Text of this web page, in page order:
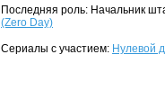
Последняя роль: Начальник
(Zero Day)
Сериалы с участием: Нулевой